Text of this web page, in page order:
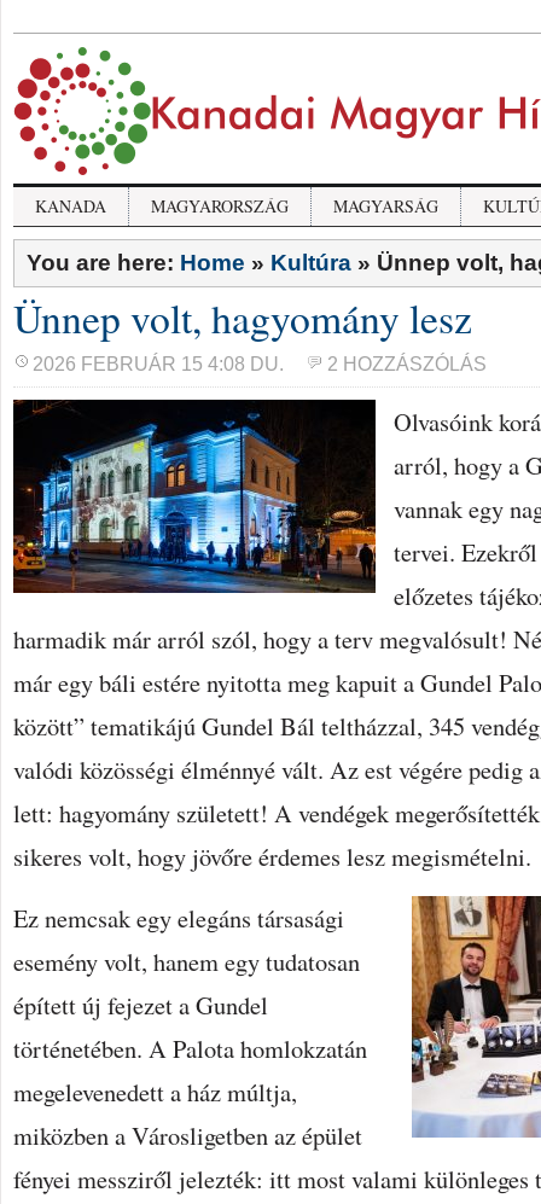
KANADA MAGYARORSZÁG MAGYARSÁG
You are here: Home » Kultúra » Ünnep volt,
Ünnep volt, hagyomány lesz
2026 FEBRUÁR 15 4:08 DU. 2 HOZZÁSZÓLÁS
Olvasóink
arról, hogy a
vannak egy
tervei.
előzetes
harmadik már arról szól, hogy a terv megvalósult!
már egy báli estére nyitotta meg kapuit a Gundel
között” tematikájú Gundel Bál teltházzal, 345
valódi közösségi élménnyé vált. Az est végére pedig
lett: hagyomány született! A vendégek
sikeres volt, hogy jövőre érdemes lesz megismételni.
Ez nemcsak egy elegáns társasági
esemény volt, hanem egy tudatosan
épített új fejezet a Gundel
történetében. A Palota homlokzatán
megelevenedett a ház múltja,
miközben a Városligetben az épület
fényei messziről jelezték: itt most valami